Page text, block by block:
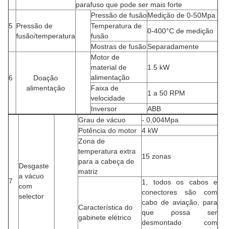
parafuso que pode ser mais forte
5 Pressão de
fusão/temperatura
Pressão de fusãoMedição de 0-50Mpa
Temperatura de
fusão
0-400°C de medição
Mostras de fusãoSeparadamente
6
Doação
alimentação
Motor de
material de
alimentação
1.5 kW
Faixa de
velocidade
1 a 50 RPM
Inversor
ABB
7
Desgaste
a vácuo
com
selector
Grau de vácuo
- 0,004Mpa
Potência do motor
4 kW
Zona de
temperatura extra
para a cabeça de
matriz
15 zonas
Característica do
gabinete elétrico
1, todos os cabos e
conectores são com
cabo de aviação, para
que possa ser
desmontado com